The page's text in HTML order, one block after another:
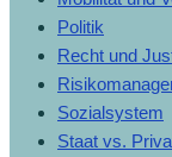
Politik
Recht und
Sozialsystem
Staat vs.